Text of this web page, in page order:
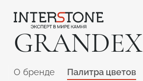
GRANDEX
O бренде Палитра цветов